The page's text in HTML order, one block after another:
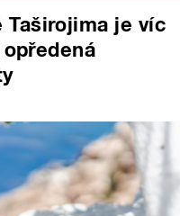
Taširojima je víc